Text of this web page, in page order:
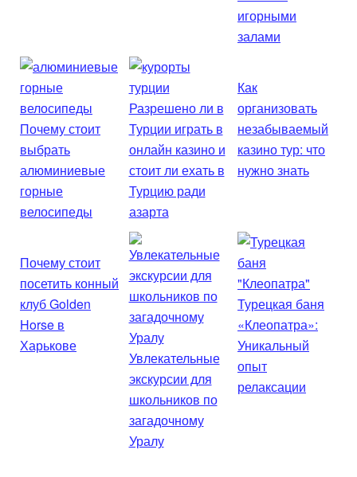
игорными
залами
Почему стоит
выбрать
алюминиевые
горные
велосипеды
Разрешено ли в
Турции играть в
онлайн казино и
стоит ли ехать в
Турцию ради
азарта
Как
организовать
незабываемый
казино тур: что
нужно знать
Почему стоит
посетить конный
клуб Golden
Horse в
Харькове
Увлекательные
экскурсии для
школьников по
загадочному
Уралу
Турецкая баня
«Клеопатра»:
Уникальный
опыт
релаксации